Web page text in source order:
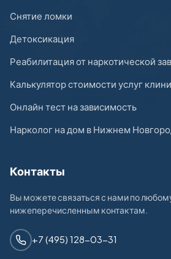
Снятие ломки
Детоксикация
Реабилитация от наркотической
Калькулятор стоимости услуг
Онлайн тест на зависимость
Нарколог на дом в Нижнем
Контакты
Вы можете связаться с нами по
нижеперечисленным контактам.
+7 (495) 128-03-31